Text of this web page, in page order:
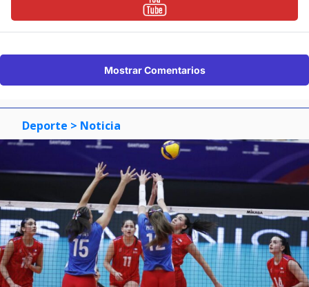
Mostrar Comentarios
Deporte > Noticia